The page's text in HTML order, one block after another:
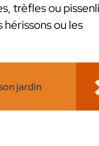
trèfles ou
ou les
jardin